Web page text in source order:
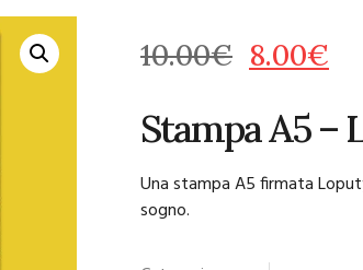
10.00€ 8.00€
Stampa A5 –
Una stampa A5 firmata
sogno.